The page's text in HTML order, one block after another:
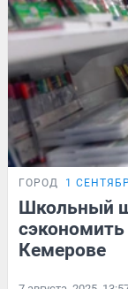
ГОРОД 1
Школьный
сэкономить
Кемерове